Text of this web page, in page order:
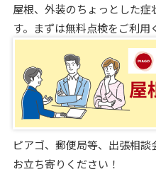
屋根、外装のちょっとした
す。まずは無料点検をご利用
ピアゴ、郵便局等、出張相
お立ち寄りください！